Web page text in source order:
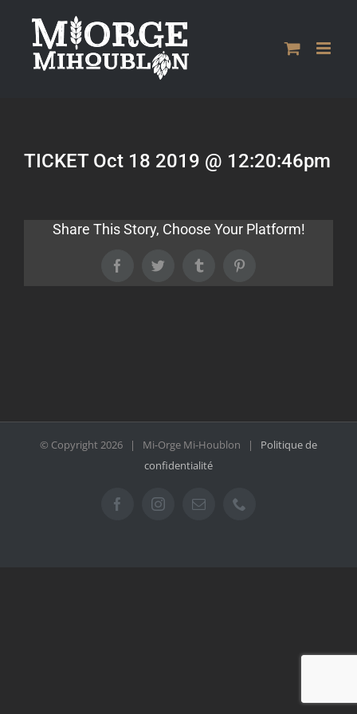
contenu
TICKET Oct 18 2019 @ 12:20:46pm
Share This Story, Choose Your Platform!
FacebookTwitter Tumblr
© Copyright2026 | Mi-Orge Mi-Houblon | Politique de
confidentialité
FacebookInstagramEmail